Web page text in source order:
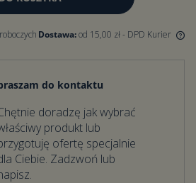
Dostawa:od 15,00 zł- DPD Kurier
do kontaktu
doradzę jak wybrać
produkt lub
ofertę specjalnie
Ciebie. Zadzwoń lub